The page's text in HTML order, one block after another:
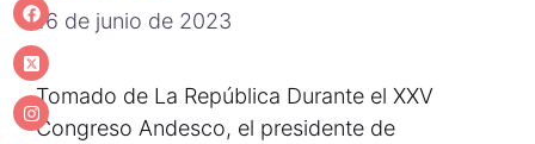
16 de junio de 2023
Tomado de La República Durante el XXV
Congreso Andesco, el presidente de